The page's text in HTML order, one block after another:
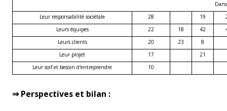
Leur responsabilité sociétale
28 19
Leurs équipes
22 18 42
Leurs clients
20 23
8
Leur projet
17
21
Leur soif et besoin d'entreprendre
10
⇒ Perspectives et bilan :